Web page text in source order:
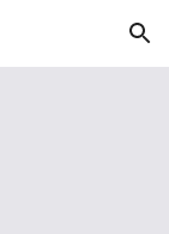
Skip to navigation